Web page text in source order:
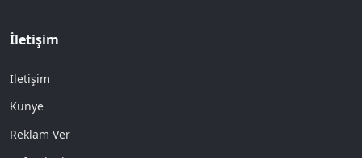
İletişim
İletişim
Künye
Reklam Ver